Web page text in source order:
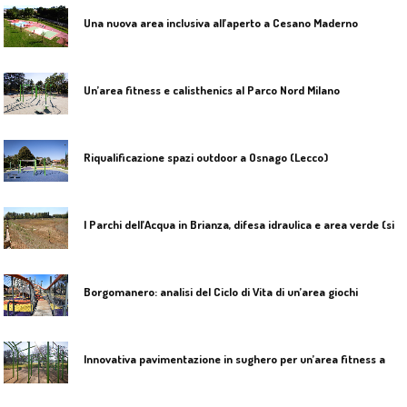
Una nuova area inclusiva all’aperto a Cesano Maderno
Un’area fitness e calisthenics al Parco Nord Milano
Riqualificazione spazi outdoor a Osnago (Lecco)
Borgomanero: analisi del Ciclo di Vita di un’area giochi